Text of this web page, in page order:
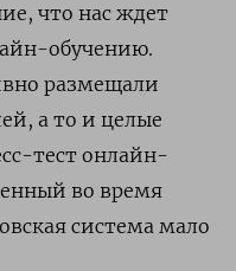
что нас ждет
обучению.
размещали
а то и целые
тест онлайн-
во время
система мало